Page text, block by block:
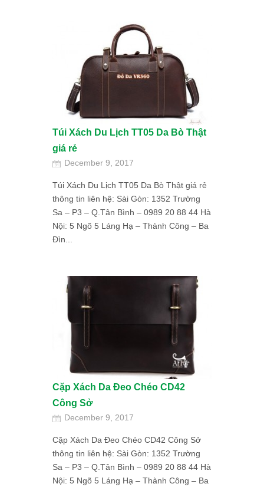
Túi Xách Du Lịch TT05 Da Bò Thật
giá rẻ
December 9, 2017
Túi Xách Du Lịch TT05 Da Bò Thật giá rẻ
thông tin liên hệ: Sài Gòn: 1352 Trường
Sa – P3 – Q.Tân Bình – 0989 20 88 44 Hà
Nội: 5 Ngõ 5 Láng Hạ – Thành Công – Ba
Đìn...
Cặp Xách Da Đeo Chéo CD42
Công Sở
December 9, 2017
Cặp Xách Da Đeo Chéo CD42 Công Sở
thông tin liên hệ: Sài Gòn: 1352 Trường
Sa – P3 – Q.Tân Bình – 0989 20 88 44 Hà
Nội: 5 Ngõ 5 Láng Hạ – Thành Công – Ba